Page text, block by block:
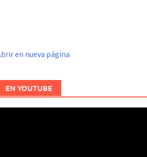
en nueva página
EN YOUTUBE